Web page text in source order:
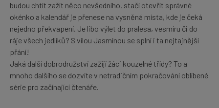
budou chtít zažít něco nevšedního, stačí otevřít správné
okénko a kalendář je přenese na vysněná místa, kde je čeká
nejedno překvapení. Je libo výlet do pralesa, vesmíru či do
ráje všech jedlíků? S vílou Jasmínou se splní i ta nejtajnější
přání!
Jaká další dobrodružství zažijí žáci kouzelné třídy? To a
mnoho dalšího se dozvíte v netradičním pokračování oblíbené
série pro začínající čtenáře.